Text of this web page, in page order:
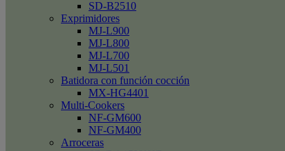
SD-B2510
Exprimidores
MJ-L900
MJ-L800
MJ-L700
MJ-L501
Batidora con función cocción
MX-HG4401
Multi-Cookers
NF-GM600
NF-GM400
Arroceras